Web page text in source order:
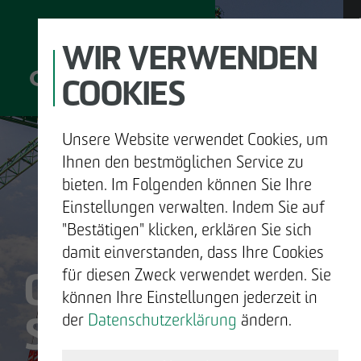
UNTERNEHMEN
ENTWICKELN
BAUEN
OTTO WULFF
SIND WIR.
WIR VERWENDEN
COOKIES
Unsere Website verwendet Cookies, um
Ihnen den bestmöglichen Service zu
bieten. Im Folgenden können Sie Ihre
Einstellungen verwalten. Indem Sie auf
"Bestätigen" klicken, erklären Sie sich
damit einverstanden, dass Ihre Cookies
für diesen Zweck verwendet werden. Sie
können Ihre Einstellungen jederzeit in
der Datenschutzerklärung ändern.